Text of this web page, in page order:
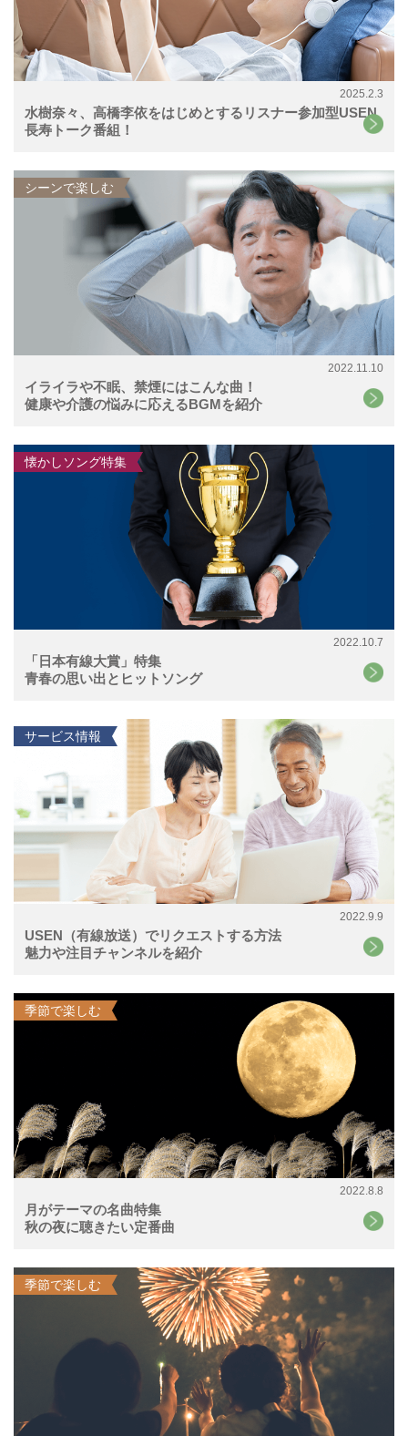
2025.2.3
水樹奈々、高橋李依をはじめとするリスナー参加型USEN
長寿トーク番組！
2022.11.10
イライラや不眠、禁煙にはこんな曲！
健康や介護の悩みに応えるBGMを紹介
シーンで楽しむ
2022.10.7
「日本有線大賞」特集
青春の思い出とヒットソング
懐かしソング特集
2022.9.9
USEN（有線放送）でリクエストする方法
魅力や注目チャンネルを紹介
サービス情報
2022.8.8
月がテーマの名曲特集
秋の夜に聴きたい定番曲
季節で楽しむ
季節で楽しむ